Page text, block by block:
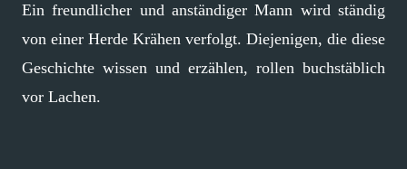
Ein freundlicher und anständiger Mann wird ständig
von einer Herde Krähen verfolgt. Diejenigen, die diese
Geschichte wissen und erzählen, rollen buchstäblich
vor Lachen.